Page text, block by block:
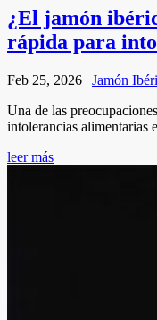
¿El jamón
rápida para
Feb 25, 2026 | Jamón
Una de las
intolerancias alimentarias
leer más